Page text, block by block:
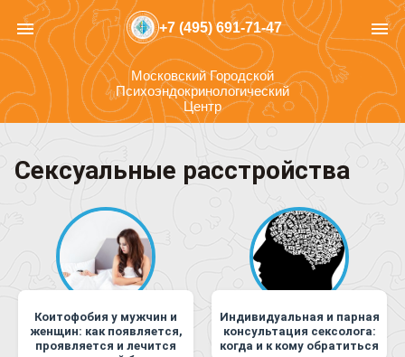
menu +7 (495) 691-71-47 menu
Московский Городской
Психоэндокринологический
Центр
Сексуальные расстройства
Коитофобия у мужчин и
женщин: как появляется,
проявляется и лечится
Индивидуальная и парная
консультация сексолога:
когда и к кому обратиться